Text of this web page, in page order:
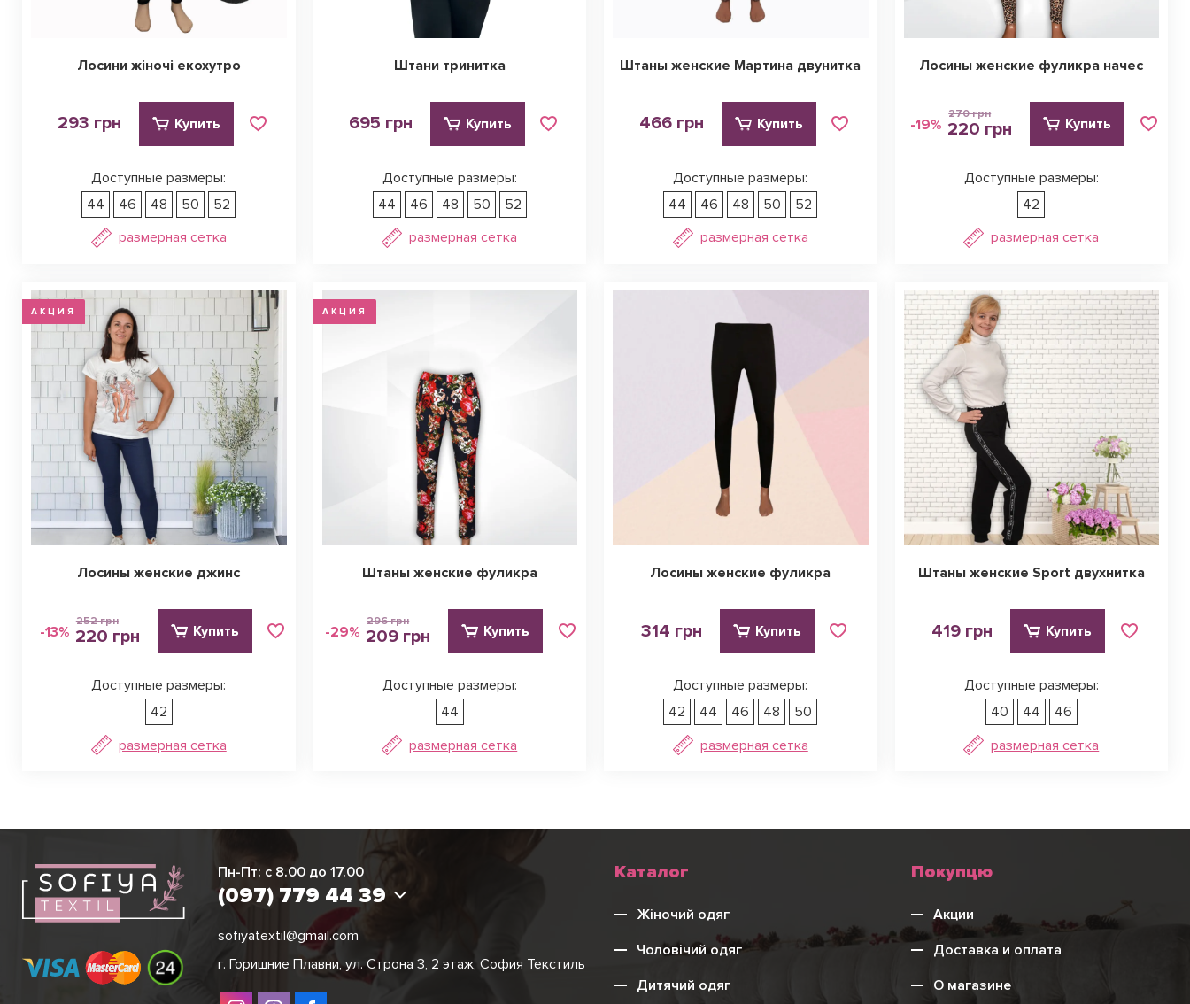
Лосини жіночі екохутро
293 грн Купить
Доступные размеры:
44
46 48 50
52
размерная сетка
Штани тринитка
695 грн Купить
Доступные размеры:
44
46 48 50
52
размерная сетка
Штаны женские Мартина двунитка
466 грн Купить
Доступные размеры:
44
46 48 50
52
размерная сетка
Лосины женские фуликра начес
-19%
270 грн
220 грн Купить
Доступные размеры:
42
размерная сетка
АКЦИЯ
Лосины женские джинс
-13%
252 грн
220 грн Купить
Доступные размеры:
42
размерная сетка
АКЦИЯ
Штаны женские фуликра
-29%
296 грн
209 грн Купить
Доступные размеры:
44
размерная сетка
Лосины женские фуликра
314 грн Купить
Доступные размеры:
42
44 46 48
50
размерная сетка
Штаны женские Sport двухнитка
419 грн Купить
Доступные размеры:
40
44
46
размерная сетка
Пн-Пт: с 8.00 до 17.00
(097) 779 44 39
Виктория
(097) 779 44 39
sofiyatextil@gmail.com
г. Горишние Плавни, ул. Строна 3, 2 этаж, София Текстиль
Каталог
Жіночий одяг
Чоловічий одяг
Дитячий одяг
Меню
колонтитулу
Покупцю
Акции
Доставка и оплата
О магазине